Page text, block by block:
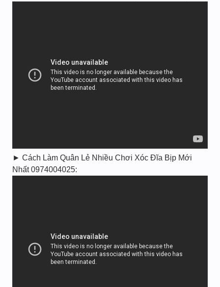
► Cách Làm Quân Lẻ Nhiều Chơi Xóc Đĩa Bịp Mới
Nhất 0974004025: